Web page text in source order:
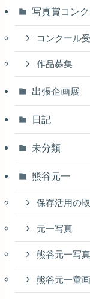
写真賞コン
コンクール
作品募集
出張企画展
日記
未分類
熊谷元一
保存活用の
元一写真
熊谷元一写
熊谷元一童